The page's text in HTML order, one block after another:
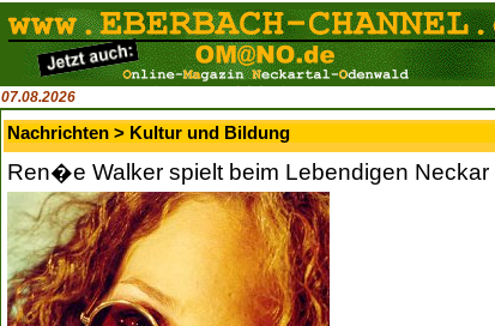
07.08.2026
Nachrichten > Kultur und Bildung
Ren�e Walker spielt beim Lebendigen Neckar